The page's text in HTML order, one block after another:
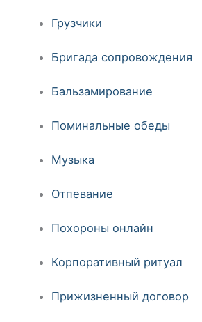
Грузчики
Бригада сопровождения
Бальзамирование
Поминальные обеды
Музыка
Отпевание
Похороны онлайн
Корпоративный ритуал
Прижизненный договор